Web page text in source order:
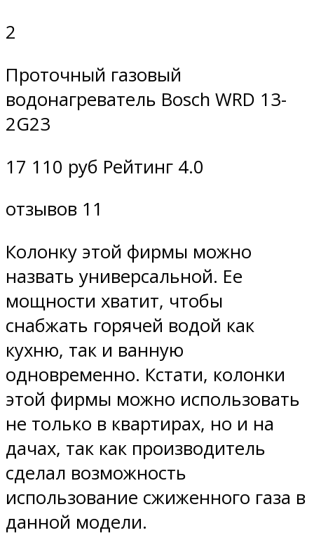
2
Проточный газовый
водонагреватель Bosch WRD 13-
2G23
17 110 руб Рейтинг 4.0
отзывов 11
Колонку этой фирмы можно
назвать универсальной. Ее
мощности хватит, чтобы
снабжать горячей водой как
кухню, так и ванную
одновременно. Кстати, колонки
этой фирмы можно использовать
не только в квартирах, но и на
дачах, так как производитель
сделал возможность
использование сжиженного газа в
данной модели.